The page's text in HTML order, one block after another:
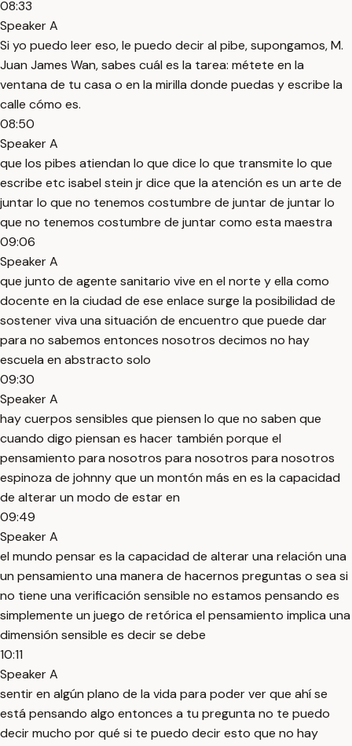
08:33
Speaker A
Si yo puedo leer eso, le puedo decir al pibe, supongamos, M.
Juan James Wan, sabes cuál es la tarea: métete en la
ventana de tu casa o en la mirilla donde puedas y escribe la
calle cómo es.
08:50
Speaker A
que los pibes atiendan lo que dice lo que transmite lo que
escribe etc isabel stein jr dice que la atención es un arte de
juntar lo que no tenemos costumbre de juntar de juntar lo
que no tenemos costumbre de juntar como esta maestra
09:06
Speaker A
que junto de agente sanitario vive en el norte y ella como
docente en la ciudad de ese enlace surge la posibilidad de
sostener viva una situación de encuentro que puede dar
para no sabemos entonces nosotros decimos no hay
escuela en abstracto solo
09:30
Speaker A
hay cuerpos sensibles que piensen lo que no saben que
cuando digo piensan es hacer también porque el
pensamiento para nosotros para nosotros para nosotros
espinoza de johnny que un montón más en es la capacidad
de alterar un modo de estar en
09:49
Speaker A
el mundo pensar es la capacidad de alterar una relación una
un pensamiento una manera de hacernos preguntas o sea si
no tiene una verificación sensible no estamos pensando es
simplemente un juego de retórica el pensamiento implica una
dimensión sensible es decir se debe
10:11
Speaker A
sentir en algún plano de la vida para poder ver que ahí se
está pensando algo entonces a tu pregunta no te puedo
decir mucho por qué si te puedo decir esto que no hay